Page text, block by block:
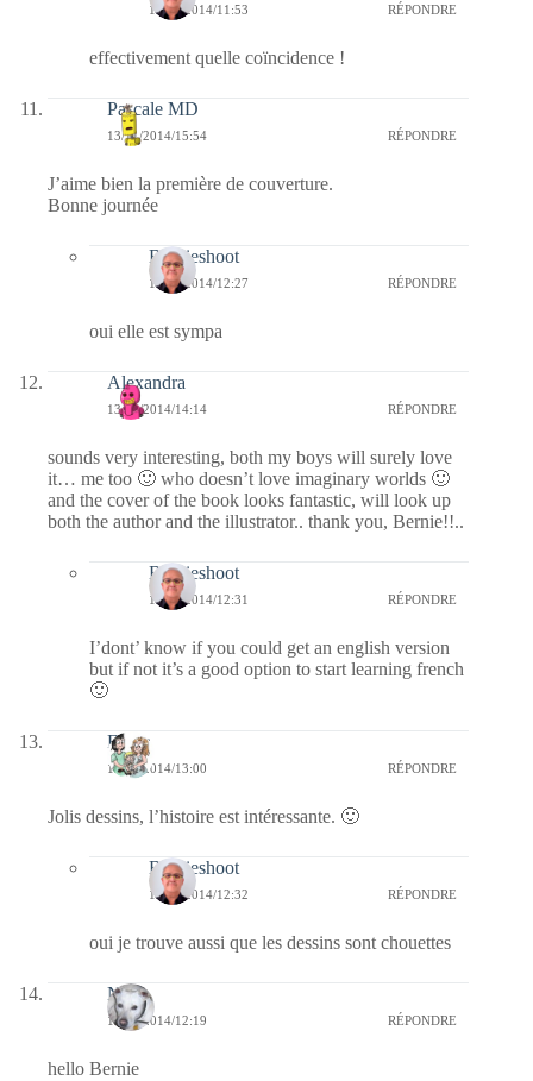
16/11/2014/11:53 RÉPONDRE
effectivement quelle coïncidence !
Pascale MD
13/11/2014/15:54 RÉPONDRE
J’aime bien la première de couverture.
Bonne journée
Bernieshoot
16/11/2014/12:27 RÉPONDRE
oui elle est sympa
Alexandra
13/11/2014/14:14 RÉPONDRE
sounds very interesting, both my boys will surely love
it… me too 🙂 who doesn’t love imaginary worlds 🙂
and the cover of the book looks fantastic, will look up
both the author and the illustrator.. thank you, Bernie!!..
Bernieshoot
16/11/2014/12:31 RÉPONDRE
I’dont’ know if you could get an english version
but if not it’s a good option to start learning french
🙂
Floria
13/11/2014/13:00 RÉPONDRE
Jolis dessins, l’histoire est intéressante. 🙂
Bernieshoot
16/11/2014/12:32 RÉPONDRE
oui je trouve aussi que les dessins sont chouettes
Nays
13/11/2014/12:19 RÉPONDRE
hello Bernie